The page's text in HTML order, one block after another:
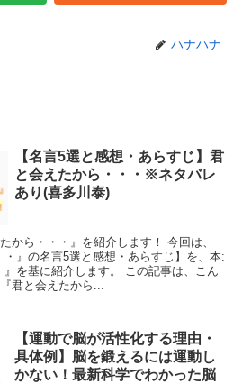
ハナハナ
【名言5選と感想・あらすじ】君
と会えたから・・・※ネタバレ
あり(喜多川泰)
から・・・』を紹介します！ 今回は、
・』の名言5選と感想・あらすじ】を、本:
』を基に紹介します。 この記事は、こん
君と会えたから...
【運動で脳が活性化する理由・
具体例】脳を鍛えるには運動し
かない！最新科学でわかった脳